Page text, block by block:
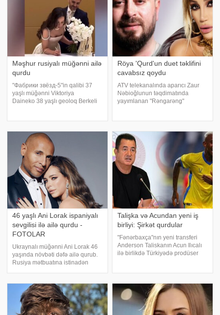
Məşhur rusiyalı müğənni ailə
qurdu
"Фабрики звёзд-5"in qalibi 37
yaşlı müğənni Viktoriya
Daineko 38 yaşlı geoloq Berkeli
mərasimindən ilk kadrları sosial
media hesabınd
Röya 'Qurd'un duet təklifini
cavabsız qoydu
ATV telekanalında aparıcı Zaur
Nəbioğlunun təqdimatında
yayımlanan "Rəngarəng"
edib. . xəbər verir ki, sənətçi Röy
46 yaşlı Ani Lorak ispaniyalı
sevgilisi ilə ailə qurdu -
FOTOLAR
Ukraynalı müğənni Ani Lorak 46
yaşında növbəti dəfə ailə qurub.
Rusiya mətbuatına istinadən
olub. 2023-cü ildən bəri birlikdə
olan cütlük, Maldivdə dostlar
arasınd
Talişka və Acundan yeni iş
birliyi: Şirkət qurdular
"Fənərbaxça"nın yeni transferi
Anderson Taliskanın Acun Ilıcalı
ilə birlikdə Türkiyədə prodüser
braziliyalı futbolçu Taliscanı